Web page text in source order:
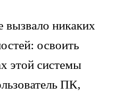
вызвало никаких
освоить
этой системы
ПК,